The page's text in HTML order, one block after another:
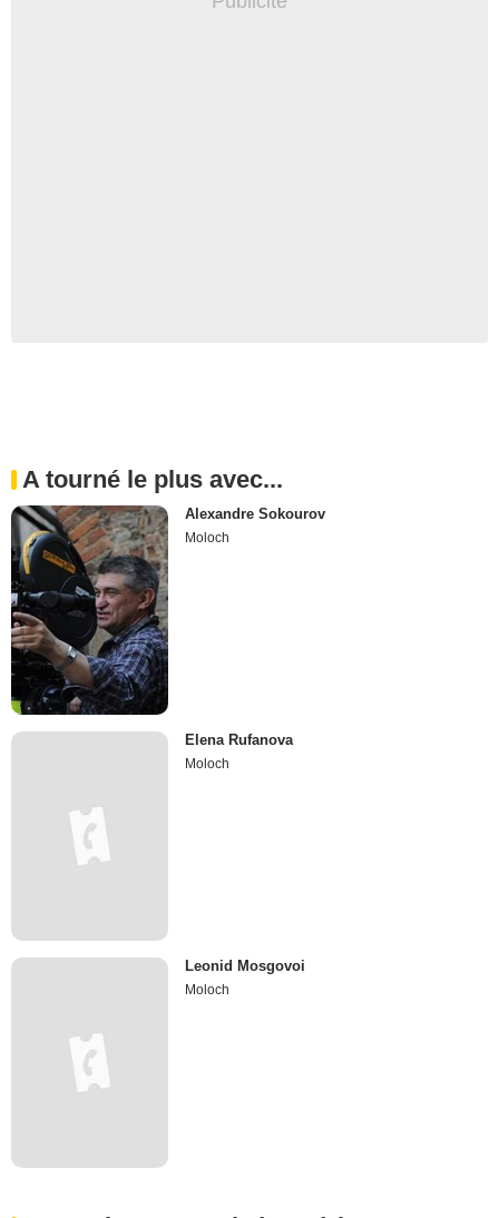
A tourné le plus avec...
Alexandre Sokourov
Moloch
Elena Rufanova
Moloch
Leonid Mosgovoi
Moloch